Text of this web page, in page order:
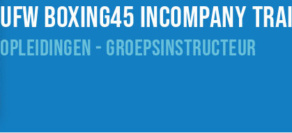
UFW Boxing45 incompany
OPLEIDINGEN - GROEPSINSTRUCTEUR